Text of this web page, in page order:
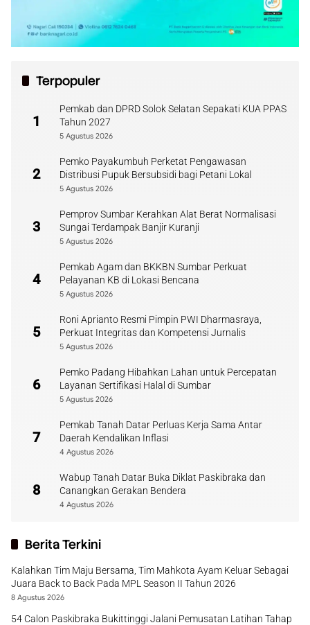
Terpopuler
1
Pemkab dan DPRD Solok Selatan Sepakati KUA PPAS
Tahun 2027
5 Agustus 2026
2
Pemko Payakumbuh Perketat Pengawasan
Distribusi Pupuk Bersubsidi bagi Petani Lokal
5 Agustus 2026
3
Pemprov Sumbar Kerahkan Alat Berat Normalisasi
Sungai Terdampak Banjir Kuranji
5 Agustus 2026
4
Pemkab Agam dan BKKBN Sumbar Perkuat
Pelayanan KB di Lokasi Bencana
5 Agustus 2026
5
Roni Aprianto Resmi Pimpin PWI Dharmasraya,
Perkuat Integritas dan Kompetensi Jurnalis
5 Agustus 2026
6
Pemko Padang Hibahkan Lahan untuk Percepatan
Layanan Sertifikasi Halal di Sumbar
5 Agustus 2026
7
Pemkab Tanah Datar Perluas Kerja Sama Antar
Daerah Kendalikan Inflasi
4 Agustus 2026
8
Wabup Tanah Datar Buka Diklat Paskibraka dan
Canangkan Gerakan Bendera
4 Agustus 2026
Berita Terkini
Kalahkan Tim Maju Bersama, Tim Mahkota Ayam Keluar Sebagai
Juara Back to Back Pada MPL Season II Tahun 2026
8 Agustus 2026
54 Calon Paskibraka Bukittinggi Jalani Pemusatan Latihan Tahap